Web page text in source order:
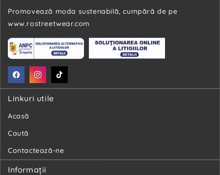
Promovează moda sustenabilă, cumpără de pe
www.rostreetwear.com
FacebookInstagramTikTok
Linkuri utile
Acasă
Caută
Contactează-ne
Informaţii